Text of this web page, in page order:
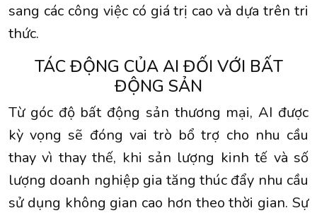
sang các công việc có giá trị cao và dựa trên tri
thức.
TÁC ĐỘNG CỦA AI ĐỐI VỚI BẤT
ĐỘNG SẢN
Từ góc độ bất động sản thương mại, AI được
kỳ vọng sẽ đóng vai trò bổ trợ cho nhu cầu
thay vì thay thế, khi sản lượng kinh tế và số
lượng doanh nghiệp gia tăng thúc đẩy nhu cầu
sử dụng không gian cao hơn theo thời gian. Sự